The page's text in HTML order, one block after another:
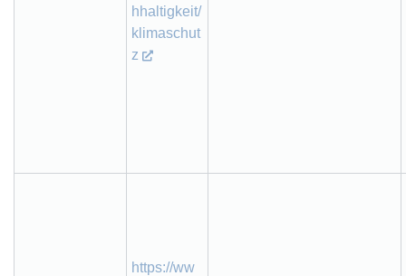
hhaltigkeit/
klimaschut
z
https://ww